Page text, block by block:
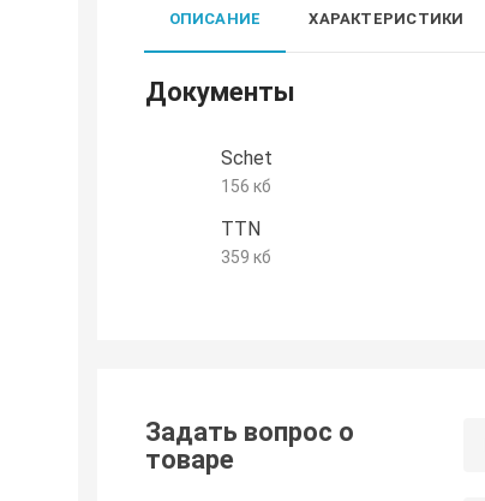
ОПИСАНИЕ ХАРАКТЕРИСТИКИ
Документы
Schet
156 кб
TTN
359 кб
Задать вопрос о
товаре